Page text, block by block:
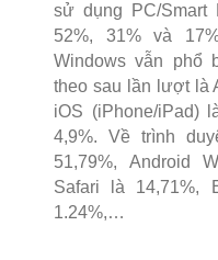
sử dụng PC/Smart
52%, 31% và
Windows vẫn phổ
theo sau lần lượt là
iOS (iPhone/iPad)
4,9%. Về trình
51,79%, Android
Safari là 14,71%,
1.24%,…